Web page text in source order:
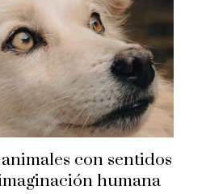
con sentidos
humana